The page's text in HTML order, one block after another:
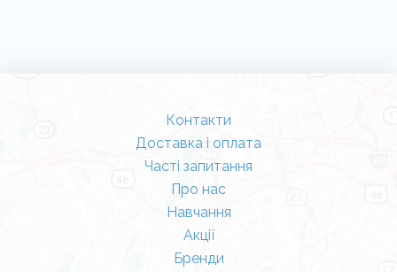
Контакти
Доставка і оплата
Часті запитання
Про нас
Навчання
Акції
Бренди